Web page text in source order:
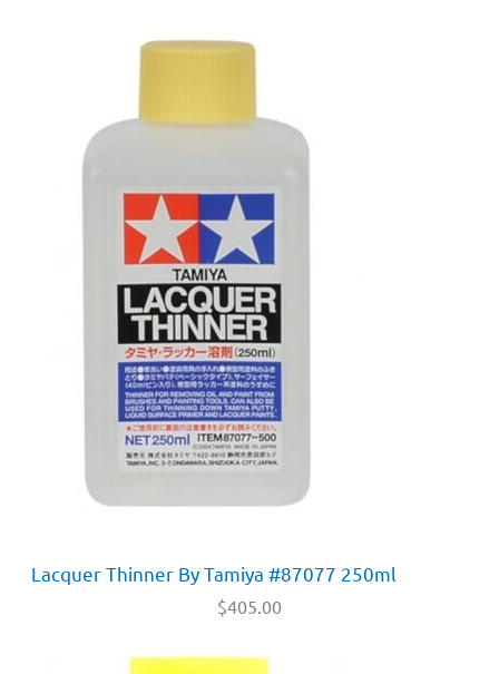
Lacquer Thinner By Tamiya #87077 250ml
$405.00